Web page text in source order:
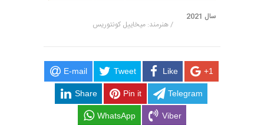
سال 2021
/ هنرمند: میخاییل کونتوریس
E-mail Tweet Like +1
Share Pin it Telegram
WhatsApp Viber